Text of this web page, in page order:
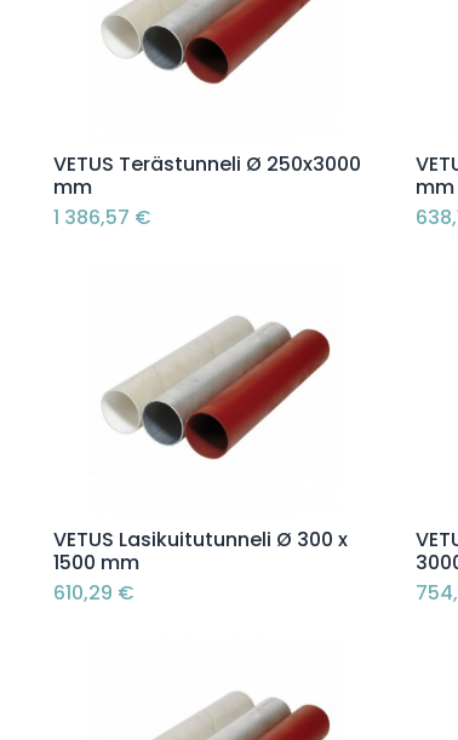
Lisää ostoskoriin
VETUS Terästunneli Ø 250x3000
mm
1 386,57 €
mm
Lisää ostoskoriin
VETUS Lasikuitutunneli Ø 300 x
1500 mm
610,29 €